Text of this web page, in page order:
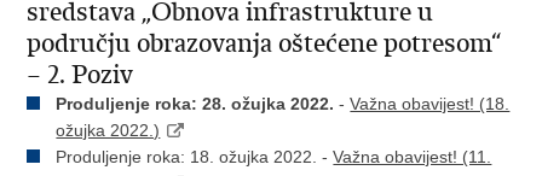
sredstava „Obnova infrastrukture u
području obrazovanja oštećene potresom“
– 2. Poziv
Produljenje roka: 28. ožujka 2022. -Važna obavijest! (18.
ožujka 2022.)
Produljenje roka: 18. ožujka 2022. -Važna obavijest! (11.